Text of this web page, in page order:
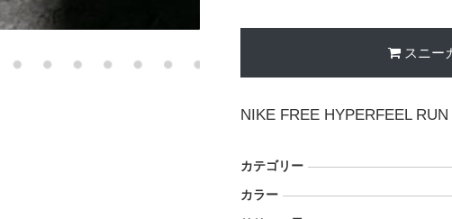
スニー
NIKE FREE HYPERFEEL
カテゴリー
カラー